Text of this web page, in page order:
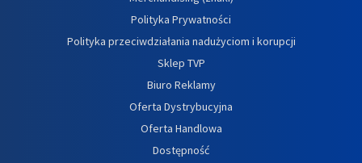
Polityka Prywatności
Polityka przeciwdziałania nadużyciom i korupcji
Sklep TVP
Biuro Reklamy
Oferta Dystrybucyjna
Oferta Handlowa
Dostępność